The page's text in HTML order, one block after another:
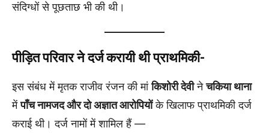
संदिग्धों से पूछताछ भी की थी।
पीड़ित परिवार ने दर्ज करायी थी प्राथमिकी-
इस संबंध में मृतक राजीव रंजन की मांकिशोरी देवीनेचकिया थाना
मेंपाँच नामजद और दो अज्ञात आरोपियोंके खिलाफ प्राथमिकी दर्ज
कराई थी। दर्ज नामों में शामिल हैं —